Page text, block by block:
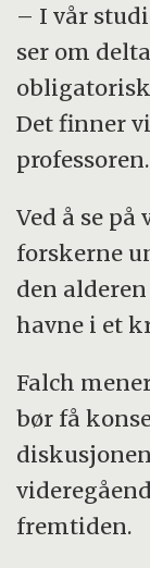
– I vår
ser om
Det finner
professoren.
Ved å se på
forskerne
den
havne i et
Falch
bør få
fremtiden.